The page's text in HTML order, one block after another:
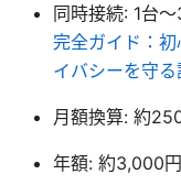
同時接続: 1台
完全ガイド：
イバシーを守
月額換算: 約
年額: 約3,000